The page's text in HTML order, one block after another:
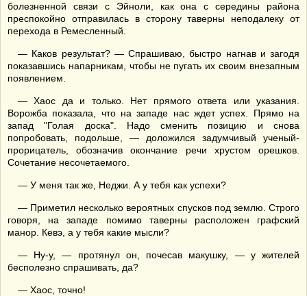
болезненной связи с Эйноли, как она с середины района
преспокойно отправилась в сторону таверны неподалеку от
перехода в Ремесленный.
— Каков результат? — Спрашиваю, быстро нагнав и загодя
показавшись напарникам, чтобы не пугать их своим внезапным
появлением.
— Хаос да и только. Нет прямого ответа или указания.
Ворожба показала, что на западе нас ждет успех. Прямо на
запад "Голая доска". Надо сменить позицию и снова
попробовать, подольше, — доложился задумчивый ученый-
прорицатель, обозначив окончание речи хрустом орешков.
Сочетание несочетаемого.
— У меня так же, Неджи. А у тебя как успехи?
— Приметил несколько вероятных спусков под землю. Строго
говоря, на западе помимо таверны расположен графский
манор. Кевэ, а у тебя какие мысли?
— Ну-у, — протянул он, почесав макушку, — у жителей
бесполезно спрашивать, да?
— Хаос, точно!